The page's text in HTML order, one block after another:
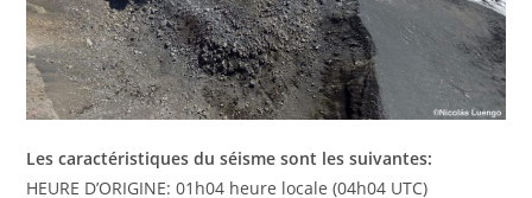
Les caractéristiques du séisme sont les suivantes:
HEURE D’ORIGINE: 01h04 heure locale (04h04 UTC)